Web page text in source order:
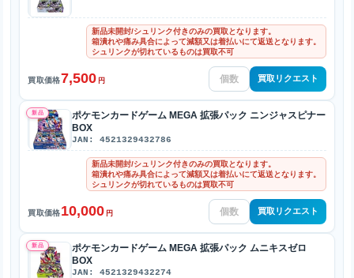
新品未開封/シュリンク付きのみの買取となります。
箱潰れや痛み具合によって減額又は着払いにて返送となります。
シュリンクが切れているものは買取不可
買取価格7,500 円 買取リクエスト
新品
ポケモンカードゲーム MEGA 拡張パック ニンジャスピナー
BOX
JAN: 4521329432786
新品未開封/シュリンク付きのみの買取となります。
箱潰れや痛み具合によって減額又は着払いにて返送となります。
シュリンクが切れているものは買取不可
買取価格10,000 円 買取リクエスト
新品
ポケモンカードゲーム MEGA 拡張パック ムニキスゼロ
BOX
JAN: 4521329432274